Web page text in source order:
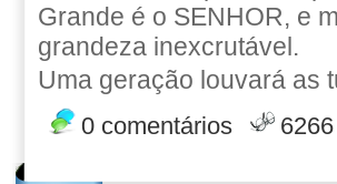
Grande é o SENHOR, e
grandeza inexcrutável.
Uma geração louvará as
0 comentários